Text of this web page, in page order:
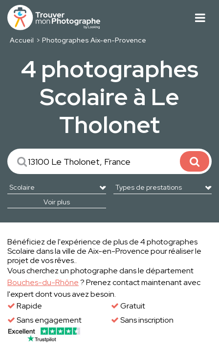
Accueil Photographes Aix-en-Provence
4 photographes
Scolaire à Le
Tholonet
Voir plus
Bénéficiez de l'expérience de plus de 4 photographes
Scolaire dans la ville de Aix-en-Provence pour réaliser le
projet de vos rêves..
Vous cherchez un photographe dans le département
Bouches-du-Rhône? Prenez contact maintenant avec
l'expert dont vous avez besoin.
Rapide
Gratuit
Sans engagement
Sans inscription